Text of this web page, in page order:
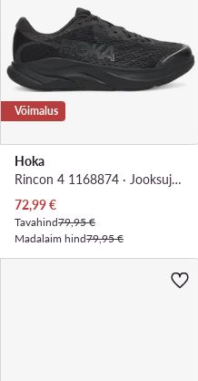
Võimalus
Hoka
Rincon 4 1168874 · Jooksujalatsid
Praegune hind
72,99€
Tavahind79,95 €
Madalaim hind79,95 €